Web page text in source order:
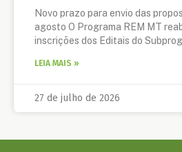
Novo prazo para envio das
agosto O Programa REM MT
inscrições dos Editais do
LEIA MAIS »
27 de julho de 2026